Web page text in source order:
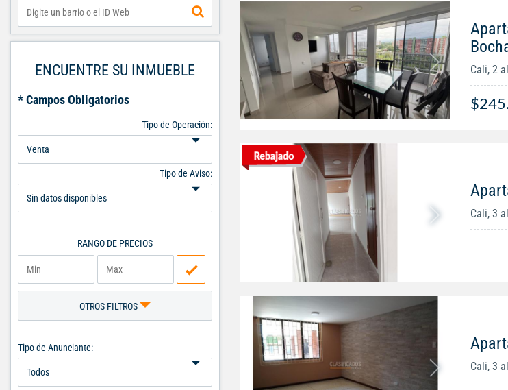
Cali, 2
Cali, 3
Cali, 3
ENCUENTRE SU INMUEBLE
* Campos Obligatorios
Tipo de Operación:
Tipo de Aviso:
RANGO DE PRECIOS
OTROS FILTROS
Tipo de Anunciante: